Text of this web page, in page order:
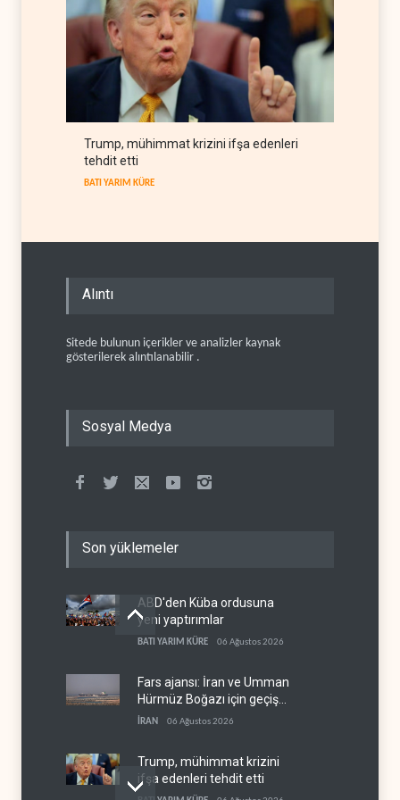
Trump, mühimmat krizini ifşa edenleri
tehdit etti
BATI YARIM KÜRE
Alıntı
Sitede bulunun içerikler ve analizler kaynak
gösterilerek alıntılanabilir .
Sosyal Medya
Son yüklemeler
ABD'den Küba ordusuna
yeni yaptırımlar
BATI YARIM KÜRE 06 Ağustos 2026
Fars ajansı: İran ve Umman
Hürmüz Boğazı için geçiş
koridorlarında anlaştı
İRAN 06 Ağustos 2026
Trump, mühimmat krizini
ifşa edenleri tehdit etti